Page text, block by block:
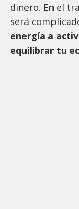
dinero. En el
será
energía a
equilibrar tu